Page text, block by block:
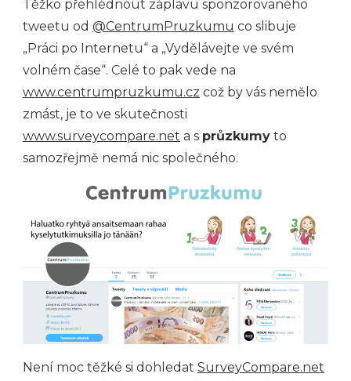
Těžko přehlédnout záplavu sponzorovaného
tweetu od @CentrumPruzkumu co slibuje
„Práci po Internetu“ a „Vydělávejte ve svém
volném čase“. Celé to pak vede na
www.centrumpruzkumu.cz což by vás nemělo
zmást, je to ve skutečnosti
www.surveycompare.net a s průzkumy to
samozřejmě nemá nic společného.
Není moc těžké si dohledat SurveyCompare.net